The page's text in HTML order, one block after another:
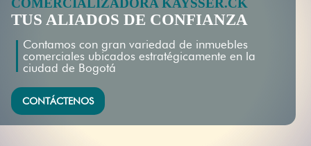
TUS ALIADOS DE CONFIANZA
Contamos con gran variedad de inmuebles
comerciales ubicados estratégicamente en la
ciudad de Bogotá
CONTÁCTENOS